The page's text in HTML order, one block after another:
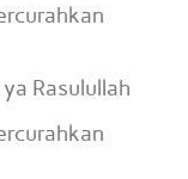
Rasulullah